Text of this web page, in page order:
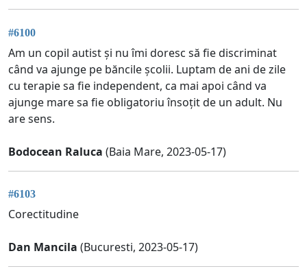
#6100
Am un copil autist și nu îmi doresc să fie discriminat
când va ajunge pe băncile școlii. Luptam de ani de zile
cu terapie sa fie independent, ca mai apoi când va
ajunge mare sa fie obligatoriu însoțit de un adult. Nu
are sens.
Bodocean Raluca (Baia Mare, 2023-05-17)
#6103
Corectitudine
Dan Mancila (Bucuresti, 2023-05-17)